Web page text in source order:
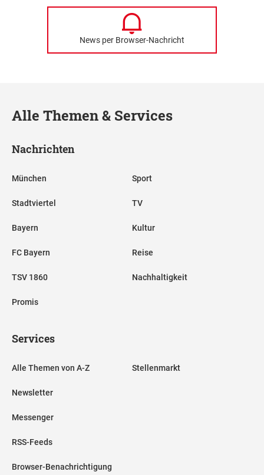
News per Browser-Nachricht
Alle Themen & Services
Nachrichten
München
Stadtviertel
Bayern
FC Bayern
TSV 1860
Promis
Sport
TV
Kultur
Reise
Nachhaltigkeit
Services
Alle Themen von A-Z
Newsletter
Messenger
RSS-Feeds
Browser-Benachrichtigung
Stellenmarkt